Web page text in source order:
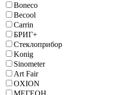
Boneco
Becool
Carrin
БРИГ+
Стеклоприбор
Konig
Sinometer
Art Fair
OXION
МЕГЕОН